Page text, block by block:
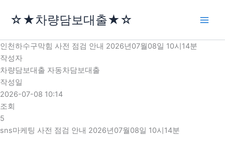
로
건
너
뛰
기
☆★차량담보대출★☆
인천하수구막힘 사전 점검 안내 2026년07월08일 10시14분
작성자
차량담보대출 자동차담보대출
작성일
2026-07-08 10:14
조회
5
sns마케팅 사전 점검 안내 2026년07월08일 10시14분